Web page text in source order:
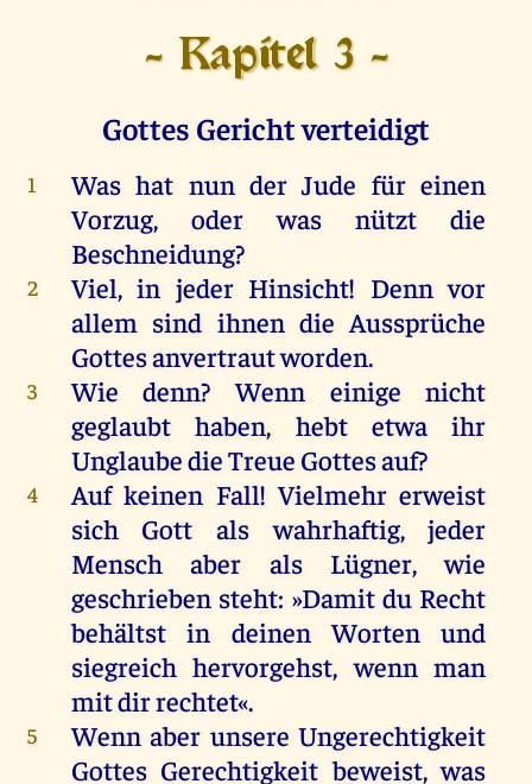
- Kapitel 3 -
Gottes Gericht verteidigt
1 Was hat nun der Jude für einen
Vorzug, oder was nützt
die
Beschneidung?
2 Viel,in jederHinsicht! Denn vor
allem sind ihnen die Aussprüche
Gottesanvertrautworden.
3 Wie denn?Wenn einige
nicht
geglaubt
haben, hebt etwa
ihr
UnglaubedieTreue Gottesauf?
4 Auf keinen Fall!Vielmehrerweist
sich
Gott als wahrhaftig,jeder
Mensch
aber als Lügner,wie
geschrieben steht: »Damit du Recht
behältstin deinen Worten und
siegreich hervorgehst,wenn man
mitdirrechtet«.
5 Wenn aber unsere Ungerechtigkeit
Gottes Gerechtigkeit beweist,was